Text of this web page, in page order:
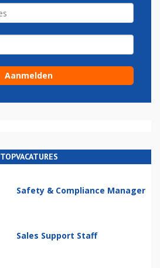
TOPVACATURES
Safety & Compliance Manager
Sales Support Staff